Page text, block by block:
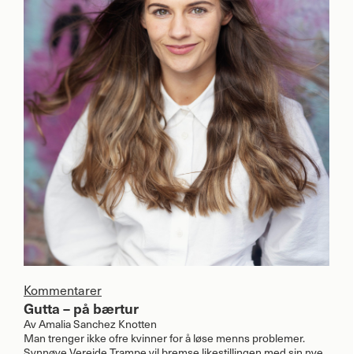
Kommentarer
Gutta – på bærtur
AvAmalia Sanchez Knotten
Man trenger ikke ofre kvinner for å løse menns problemer.